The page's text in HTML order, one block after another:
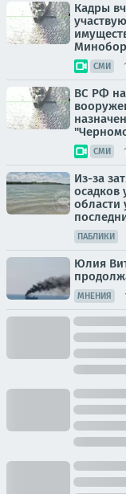
Кадры
СМИ
ВС РФ
СМИ
Из-за
осадков
области
ПАБЛИКИ
Юлия
МНЕНИЯ